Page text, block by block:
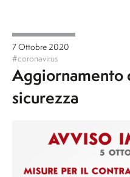
7 Ottobre 2020
#coronavirus
Aggiornamento
sicurezza